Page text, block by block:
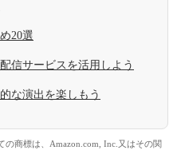
20選
信サービスを活用しよう
な演出を楽しもう
商標は、Amazon.com, Inc.又はその関